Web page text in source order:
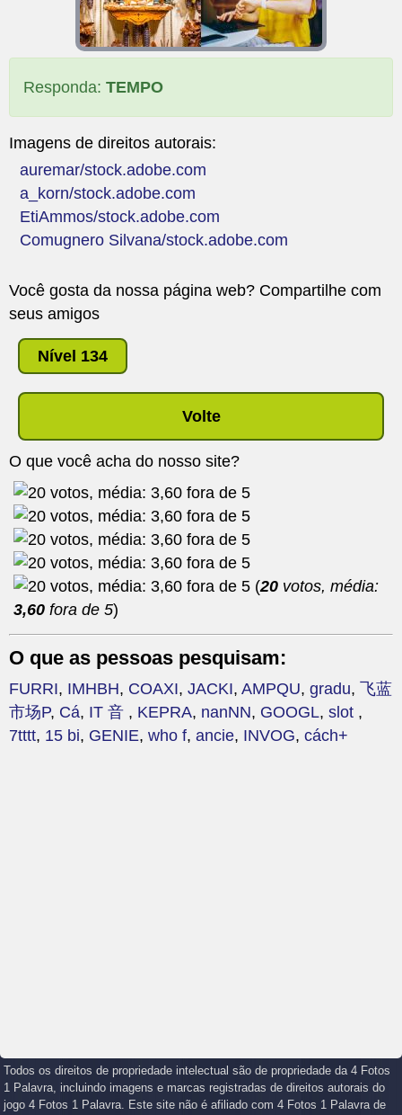
Responda: TEMPO
Imagens de direitos autorais:
auremar/stock.adobe.com
a_korn/stock.adobe.com
EtiAmmos/stock.adobe.com
Comugnero Silvana/stock.adobe.com
Você gosta da nossa página web? Compartilhe com
seus amigos
Nível 134
Volte
O que você acha do nosso site?
(20 votos, média:
3,60 fora de 5)
O que as pessoas pesquisam:
FURRI, IMHBH, COAXI, JACKI, AMPQU, gradu,
飞蓝
市场P, Cá, IT 音 , KEPRA, nanNN, GOOGL, slot ,
7tttt, 15 bi, GENIE, who f, ancie, INVOG, cách+
Todos os direitos de propriedade intelectual são de propriedade da 4 Fotos
1 Palavra, incluindo imagens e marcas registradas de direitos autorais do
jogo 4 Fotos 1 Palavra. Este site não é afiliado com 4 Fotos 1 Palavra de